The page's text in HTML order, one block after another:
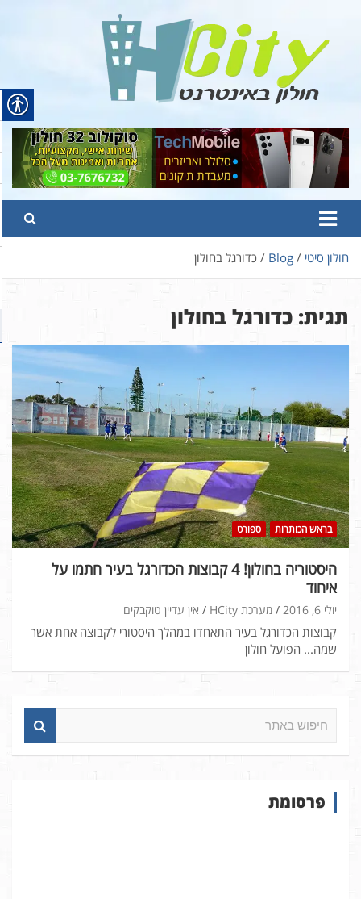
content
Hcity – חולון באינטרנט
פורטל החדשות והמידע של חולון
חולון סיטי Blog כדורגל בחולון
תגית: כדורגל בחולון
בראש הכותרות ספורט
היסטוריה בחולון! 4 קבוצות הכדורגל בעיר חתמו על
איחוד
יולי 6, 2016 מערכת HCity אין עדיין טוקבקים
קבוצות הכדורגל בעיר התאחדו במהלך היסטורי לקבוצה אחת אשר
שמה... הפועל חולון
א
פרסומת